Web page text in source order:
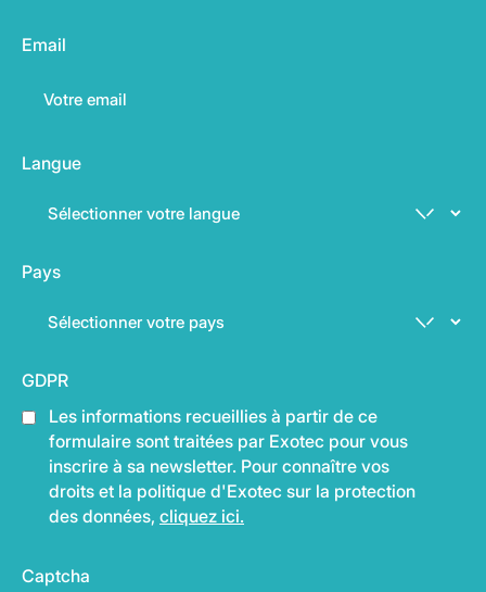
Email
Langue
Pays
GDPR
Les informations recueillies à partir de ce
formulaire sont traitées par Exotec pour vous
inscrire à sa newsletter. Pour connaître vos
droits et la politique d'Exotec sur la protection
des données, cliquez ici.
Captcha